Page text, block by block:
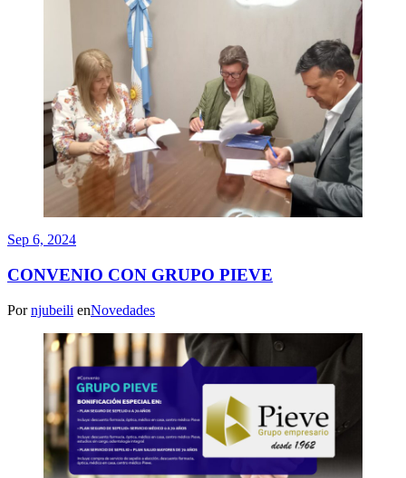
Sep 6, 2024
CONVENIO CON GRUPO PIEVE
Pornjubeili enNovedades